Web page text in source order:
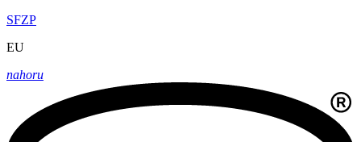
SFZP
EU
nahoru